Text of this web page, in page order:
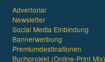
Advertorial
Newsletter
Social Media Einbindung
Bannerwerbung
Premiumdestinationen
Buchprojekt (Online-Print Mix)